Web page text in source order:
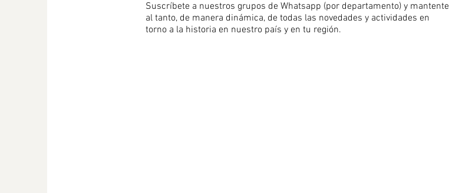
Suscríbete a nuestros grupos de Whatsapp (por departamento) y mantente
al tanto, de manera dinámica, de todas las novedades y actividades en
torno a la historia en nuestro país y en tu región.